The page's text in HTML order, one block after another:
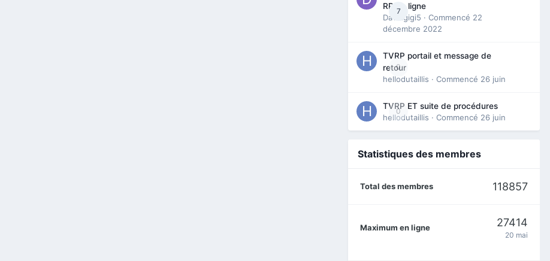
7
RP en ligne
Davidgigi5 · Commencé 22
décembre 2022
0
TVRP portail et message de
retour
hellodutaillis · Commencé 26 juin
0
TVRP ET suite de procédures
hellodutaillis · Commencé 26 juin
Statistiques des membres
Total des membres 118857
Maximum en ligne 27414
20 mai